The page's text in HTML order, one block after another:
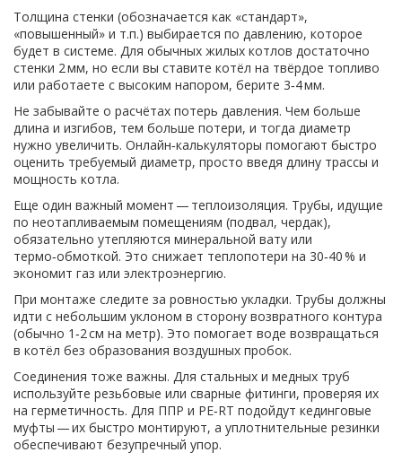
Толщина стенки (обозначается как «стандарт»,
«повышенный» и т.п.) выбирается по давлению, которое
будет в системе. Для обычных жилых котлов достаточно
стенки 2 мм, но если вы ставите котёл на твёрдое топливо
или работаете с высоким напором, берите 3‑4 мм.
Не забывайте о расчётах потерь давления. Чем больше
длина и изгибов, тем больше потери, и тогда диаметр
нужно увеличить. Онлайн‑калькуляторы помогают быстро
оценить требуемый диаметр, просто введя длину трассы и
мощность котла.
Еще один важный момент — теплоизоляция. Трубы, идущие
по неотапливаемым помещениям (подвал, чердак),
обязательно утепляются минеральной вату или
термо‑обмоткой. Это снижает теплопотери на 30‑40 % и
экономит газ или электроэнергию.
При монтаже следите за ровностью укладки. Трубы должны
идти с небольшим уклоном в сторону возвратного контура
(обычно 1‑2 см на метр). Это помогает воде возвращаться
в котёл без образования воздушных пробок.
Соединения тоже важны. Для стальных и медных труб
используйте резьбовые или сварные фитинги, проверяя их
на герметичность. Для ППР и PE‑RT подойдут кединговые
муфты — их быстро монтируют, а уплотнительные резинки
обеспечивают безупречный упор.